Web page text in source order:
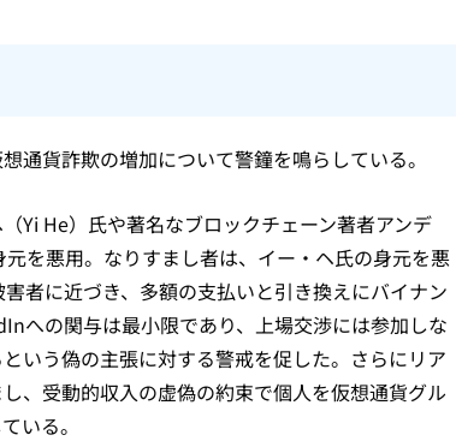
通貨詐欺の増加について警鐘を鳴らしている。
Yi He）氏や著名なブロックチェーン著者アンデ
を悪用。なりすまし者は、イー・ヘ氏の身元を悪
者に近づき、多額の支払いと引き換えにバイナン
への関与は最小限であり、上場交渉には参加しな
いう偽の主張に対する警戒を促した。さらにリア
、受動的収入の虚偽の約束で個人を仮想通貨グル
いる。